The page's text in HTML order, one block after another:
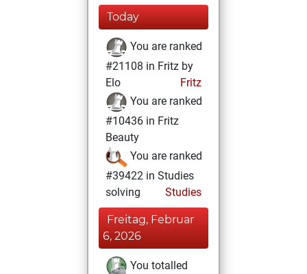
Today
You are ranked
#21108 in Fritz by
Elo
Fritz
You are ranked
#10436 in Fritz
Beauty
You are ranked
#39422 in Studies
solving
Studies
Freitag, Februar
6, 2026
You totalled